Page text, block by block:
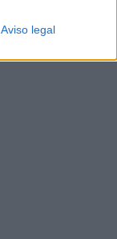
Aviso legal